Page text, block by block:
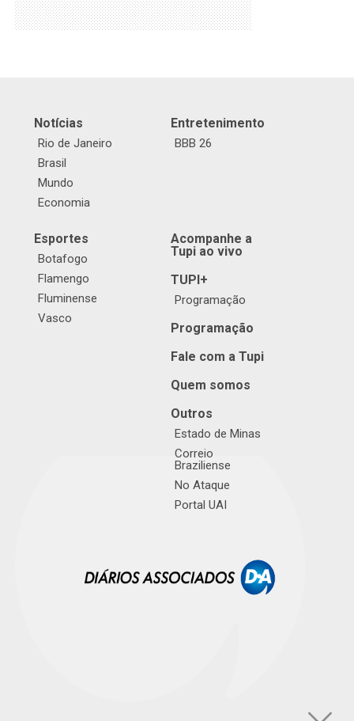
Notícias
Rio de Janeiro
Brasil
Mundo
Economia
Entretenimento
BBB 26
Esportes
Botafogo
Flamengo
Fluminense
Vasco
Acompanhe a
Tupi ao vivo
TUPI+
Programação
Programação
Fale com a Tupi
Quem somos
Outros
Estado de Minas
Correio
Braziliense
No Ataque
Portal UAI